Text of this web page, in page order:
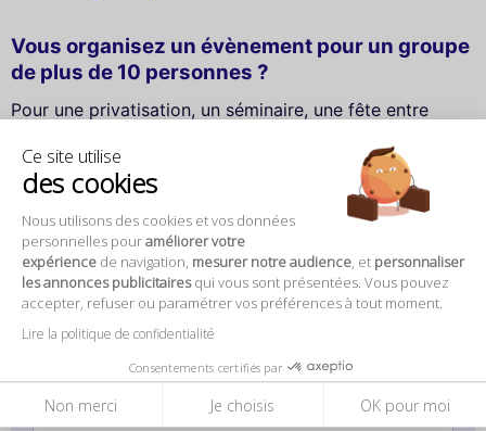
Ce site utilise
des cookies
Nous utilisons des cookies et vos données
personnelles pouraméliorer votre
expérience de navigation, mesurer notre audience, et personnaliser
les annonces publicitairesqui vous sont présentées. Vous pouvez
accepter, refuser ou paramétrer vos préférences à tout moment.
Lire la politique de confidentialité
Consentements certifiés par
Non merci Je choisis OK pour moi
Vous organisez un évènement pour un groupe
de plus de 10 personnes ?
Pour une privatisation, un séminaire, une fête entre
expert de Come to Paris vous adressera une réponse
personnalisée dans un délai de 2 jours ouvrés.
Nom *
Entreprise / Association
Téléphone *